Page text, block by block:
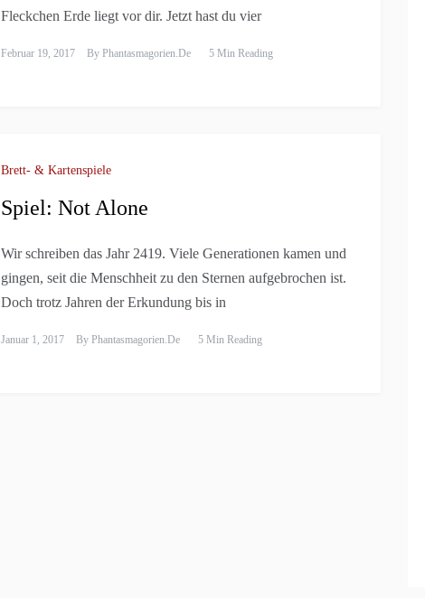
Fleckchen Erde liegt vor dir. Jetzt hast du vier
Februar 19, 2017 By Phantasmagorien.de 5 Min Reading
Brett- & Kartenspiele
Spiel: Not Alone
Wir schreiben das Jahr 2419. Viele Generationen kamen und
gingen, seit die Menschheit zu den Sternen aufgebrochen ist.
Doch trotz Jahren der Erkundung bis in
Januar 1, 2017 By Phantasmagorien.de 5 Min Reading